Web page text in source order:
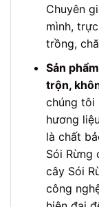
Chuyên
mình,
trồng,
Sản
trộn,
chúng tôi
hương
là chất
Sói Rừng
cây Sói
công